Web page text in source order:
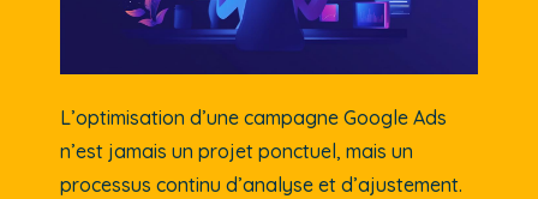
L’optimisation d’une campagne Google Ads
n’est jamais un projet ponctuel, mais un
processus continu d’analyse et d’ajustement.